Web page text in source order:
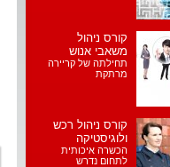
קורס ניהול
משאבי אנוש
תחילתה של קריירה
מרתקת
קורס ניהול רכש
ולוגיסטיקה
הכשרה איכותית
לתחום נדרש